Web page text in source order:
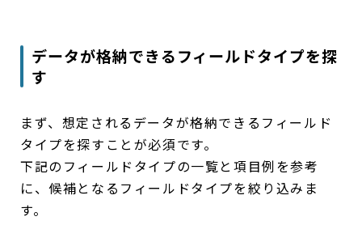
データが格納できるフィールドタイプを探
す
まず、想定されるデータが格納できるフィールド
タイプを探すことが必須です。
下記のフィールドタイプの一覧と項目例を参考
に、候補となるフィールドタイプを絞り込みま
す。